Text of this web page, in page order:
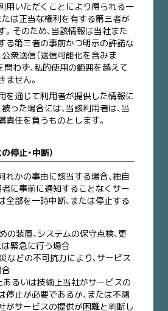
用いただくことにより得られる一
たは正当な権利を有する第三者が
。そのため、当該情報は当社また
る第三者の事前かつ明示の許諾な
公衆送信（送信可能化を含みま
問わず、私的使用の範囲を越えて
せん。
を通じて利用者が提供した情報に
った場合には、当該利用者は、当
責任を負うものとします。
停止・中断）
れかの事由に該当する場合、独自
者に事前に通知することなくサー
全部を一時中断、または停止する
の装置、システムの保守点検、更
緊急に行う場合
などの不可抗力により、サービス
あるいは技術上当社がサービスの
停止が必要であるか、または不測
がサービスの提供が困難と判断し